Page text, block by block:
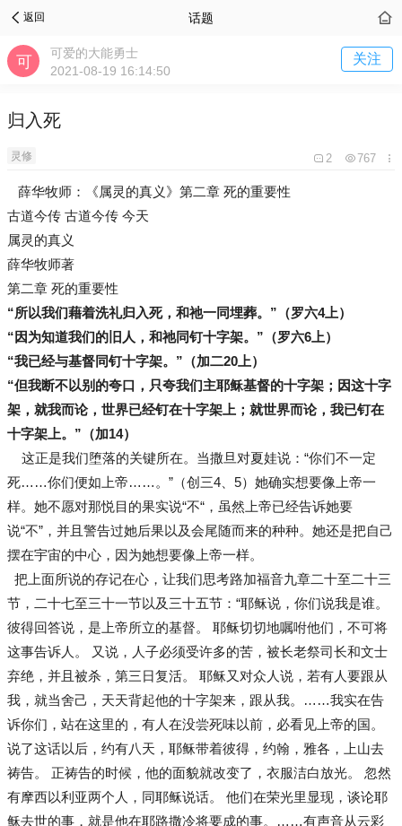
返回 话题
可爱的大能勇士
2021-08-19 16:14:50
关注
归入死
灵修 2 767
薛华牧师：《属灵的真义》第二章 死的重要性
古道今传 古道今传 今天
属灵的真义
薛华牧师著
第二章 死的重要性
“所以我们藉着洗礼归入死，和祂一同埋葬。”（罗六4上）
“因为知道我们的旧人，和祂同钉十字架。”（罗六6上）
“我已经与基督同钉十字架。”（加二20上）
“但我断不以别的夸口，只夸我们主耶稣基督的十字架；因这十字
架，就我而论，世界已经钉在十字架上；就世界而论，我已钉在
十字架上。”（加14）
这正是我们堕落的关键所在。当撒旦对夏娃说：“你们不一定
死……你们便如上帝……。”（创三4、5）她确实想要像上帝一
样。她不愿对那悦目的果实说“不“，虽然上帝已经告诉她要
说“不”，并且警告过她后果以及会尾随而来的种种。她还是把自己
摆在宇宙的中心，因为她想要像上帝一样。
把上面所说的存记在心，让我们思考路加福音九章二十至二十三
节，二十七至三十一节以及三十五节：“耶稣说，你们说我是谁。
彼得回答说，是上帝所立的基督。 耶稣切切地嘱咐他们，不可将
这事告诉人。 又说，人子必须受许多的苦，被长老祭司长和文士
弃绝，并且被杀，第三日复活。 耶稣又对众人说，若有人要跟从
我，就当舍己，天天背起他的十字架来，跟从我。……我实在告
诉你们，站在这里的，有人在没尝死味以前，必看见上帝的国。
说了这话以后，约有八天，耶稣带着彼得，约翰，雅各，上山去
祷告。 正祷告的时候，他的面貌就改变了，衣服洁白放光。 忽然
有摩西以利亚两个人，同耶稣说话。 他们在荣光里显现，谈论耶
稣去世的事，就是他在耶路撒冷将要成的事。……有声音从云彩